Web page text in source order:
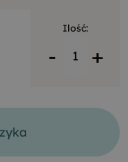
Ilość:
- +